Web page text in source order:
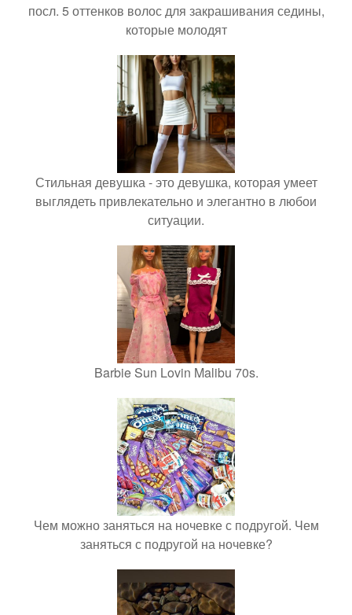
посл. 5 оттенков волос для закрашивания седины,
которые молодят
Стильная девушка - это девушка, которая умеет
выглядеть привлекательно и элегантно в любои
ситуации.
Barbie Sun Lovin Malibu 70s.
Чем можно заняться на ночевке с подругой. Чем
заняться с подругой на ночевке?